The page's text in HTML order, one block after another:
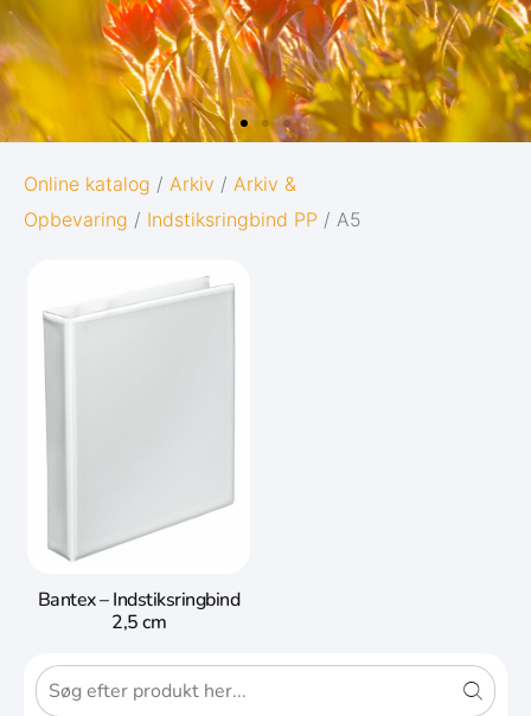
online
OXFORD
ORIGINS
Giv dine noter den bedst mulige
Gå til Oxford Origins
Online katalog / Arkiv / Arkiv &
Opbevaring / Indstiksringbind PP / A5
Bantex – Indstiksringbind
2,5 cm